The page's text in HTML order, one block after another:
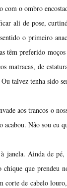
o ombro
ali de pose,
o primeiro
têm preferido
matracas, de
talvez tenha sido
aos trancos o
Não sou eu
janela. Ainda de
chique que
corte de cabelo